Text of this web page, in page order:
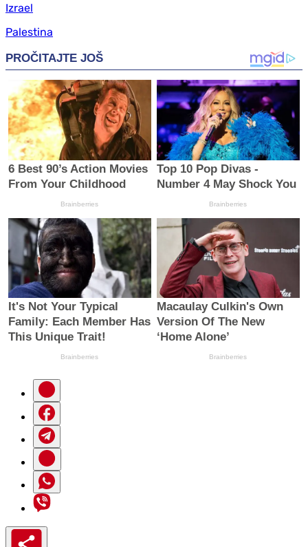
Izrael
Palestina